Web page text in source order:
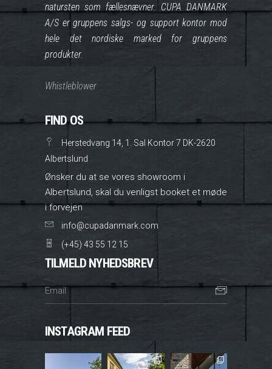
natursten som fællesnævner. CUPA DANMARK
A/S er gruppens salgs- og support kontor mod
hele det nordiske marked for gruppens
produkter.
Whistleblower
FIND OS
Herstedvang 14, 1. Sal Kontor 7 DK-2620
Albertslund
Ønsker du at se vores showroom i
Albertslund, skal du venligst booket et møde
i forvejen
info@cupadanmark.com
(+45) 43 55 12 15
TILMELD NYHEDSBREV
INSTAGRAM FEED